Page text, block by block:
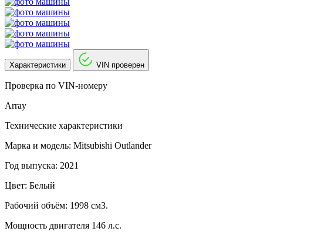
Характеристики VIN проверен
Проверка по VIN-номеру
Array
Технические характеристики
Марка и модель: Mitsubishi Outlander
Год выпуска: 2021
Цвет: Белый
Рабочий объём: 1998 см3.
Мощность двигателя 146 л.с.